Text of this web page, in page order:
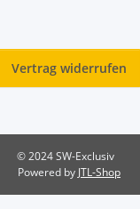
Vertrag widerrufen
© 2024 SW-Exclusiv
Powered by JTL-Shop